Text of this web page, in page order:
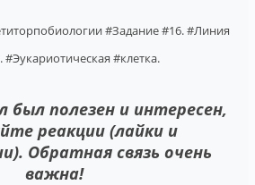
#Задание#16.#Линия
#Эукариотическая #клетка.
был полезен и интересен,
реакции (лайки и
Обратная связь очень
важна!